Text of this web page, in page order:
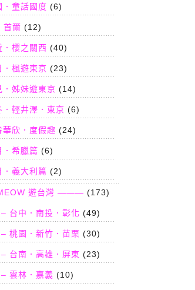
．童話國度 (6)
首爾 (12)
．櫻之關西 (40)
．楓遊東京 (23)
．姊妹遊東京 (14)
．輕井澤．東京 (6)
華欣．度假趣 (24)
．希臘篇 (6)
．義大利篇 (2)
遊台灣 ——— (173)
台中．南投．彰化 (49)
桃園．新竹．苗栗 (30)
台南．高雄．屏東 (23)
雲林．嘉義 (10)